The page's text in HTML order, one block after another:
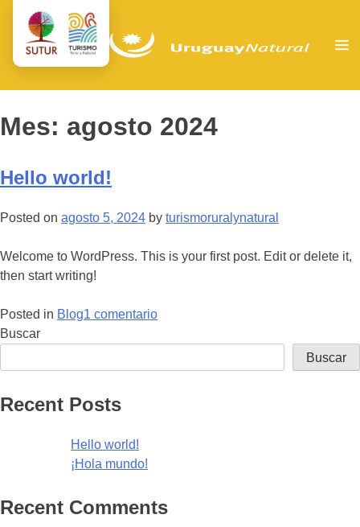
Mes: agosto 2024
Hello world!
Posted on agosto 5, 2024 by turismoruralynatural
Welcome to WordPress. This is your first post. Edit or delete it,
then start writing!
Posted in Blog1 comentarioen
Buscar
Buscar
Recent Posts
Hello world!
¡Hola mundo!
Recent Comments